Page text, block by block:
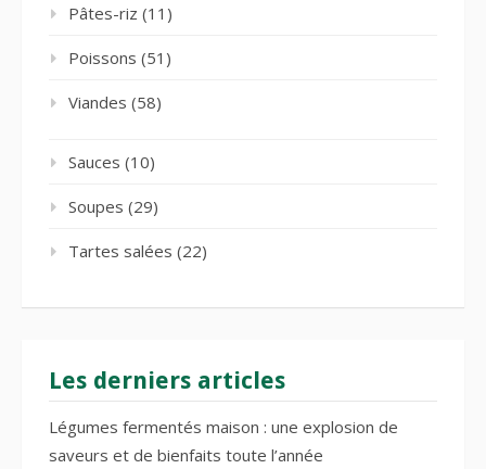
Pâtes-riz (11)
Poissons (51)
Viandes (58)
Sauces (10)
Soupes (29)
Tartes salées (22)
Les derniers articles
Légumes fermentés maison : une explosion de
saveurs et de bienfaits toute l’année